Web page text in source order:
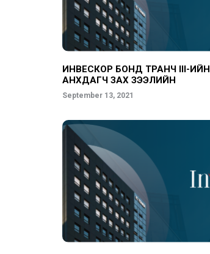
ИНВЕСКОР БОНД ТРАНЧ III-ИЙН
АНХДАГЧ ЗАХ ЗЭЭЛИЙН
АРИЛЖАА ЭХЭЛЛЭЭ
September 13, 2021